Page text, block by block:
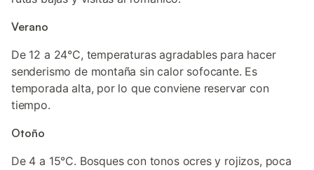
Verano
De 12 a 24°C, temperaturas agradables para hacer
senderismo de montaña sin calor sofocante. Es
temporada alta, por lo que conviene reservar con
tiempo.
Otoño
De 4 a 15°C. Bosques con tonos ocres y rojizos, poca